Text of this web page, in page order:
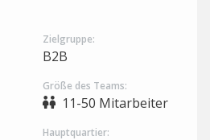
Zielgruppe:
B2B
Größe des Teams:
11-50 Mitarbeiter
Hauptquartier: